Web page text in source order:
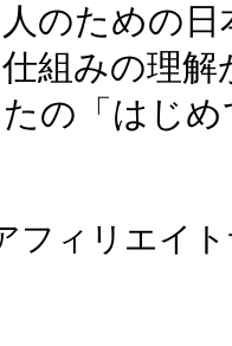
のための
組みの理
の「はじ
フィリエイ